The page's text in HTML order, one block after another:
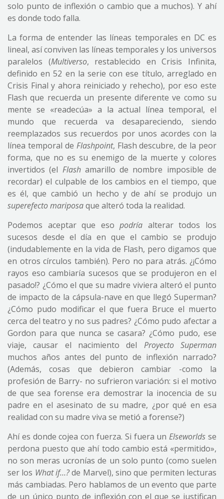
solo punto de inflexión o cambio que a muchos). Y ahí
es donde todo falla.
La forma de entender las líneas temporales en DC es
lineal, así conviven las líneas temporales y los universos
paralelos (Multiverso, restablecido en Crisis Infinita,
definido en 52 en la serie con ese título, arreglado en
Crisis Final y ahora reiniciado y rehecho), por eso este
Flash que recuerda un presente diferente ve como su
mente se «readecúa» a la actual línea temporal, el
mundo que recuerda va desapareciendo, siendo
reemplazados sus recuerdos por unos acordes con la
línea temporal de Flashpoint, Flash descubre, de la peor
forma, que no es su enemigo de la muerte y colores
invertidos (el Flashamarillo de nombre imposible de
recordar) el culpable de los cambios en el tiempo, que
es él, que cambió un hecho y de ahí se produjo un
superefecto mariposaque alteró toda la realidad.
Podemos aceptar que esopodría alterar todos los
sucesos desde el día en que el cambio se produjo
(indudablemente en la vida de Flash, pero digamos que
en otros círculos también). Pero no para atrás. ¿¡Cómo
rayos eso cambiaría sucesos que se produjeron en el
pasado!? ¿Cómo el que su madre viviera alteró el punto
de impacto de la cápsula-nave en que llegó Superman?
¿Cómo pudo modificar el que fuera Bruce el muerto
cerca del teatro y no sus padres? ¿Cómo pudo afectar a
Gordon para que nunca se casara? ¿Cómo pudo, ese
viaje, causar el nacimiento del Proyecto Superman
muchos años antes del punto de inflexión narrado?
(Además, cosas que debieron cambiar -como la
profesión de Barry- no sufrieron variación: si el motivo
de que sea forense era demostrar la inocencia de su
padre en el asesinato de su madre, ¿por qué en esa
realidad con su madre viva se metió a forense?)
Ahí es donde cojea con fuerza. Si fuera unElseworlds se
perdona puesto que ahí todo cambio está «permitido»,
no son meras ucronías de un solo punto (como suelen
ser los What if…?de Marvel), sino que permiten lecturas
más cambiadas. Pero hablamos de un evento que parte
de un único punto de inflexión con el que se justifican